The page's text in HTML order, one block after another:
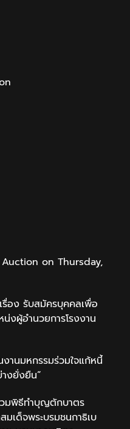
on Thursday,
รื่อง รับสมัครบุคคลเพื่อ
งผู้อำนวยการโรงงาน
านมหกรรมร่วมใจแก้หนี้
งยั่งยืน”
มพิธีทำบุญตักบาตร
มเด็จพระบรมชนกาธิเบ